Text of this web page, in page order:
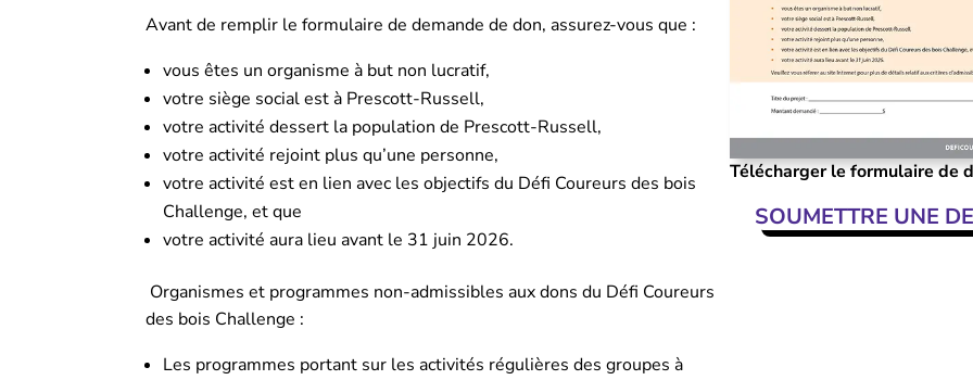
Avant de remplir le formulaire de demande de don, assurez-vous que :
vous êtes un organisme à but non lucratif,
votre siège social est à Prescott-Russell,
votre activité dessert la population de Prescott-Russell,
votre activité rejoint plus qu’une personne,
votre activité est en lien avec les objectifs du Défi Coureurs des bois
Challenge, et que
votre activité aura lieu avant le 31 juin 2026.
Organismes et programmes non-admissibles aux dons du Défi Coureurs
des bois Challenge :
Les programmes portant sur les activités régulières des groupes à
Télécharger le formulaire de
SOUMETTRE UNE